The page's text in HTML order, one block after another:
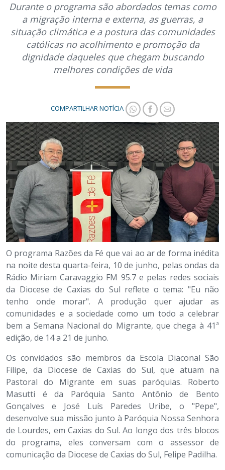
Durante o programa são abordados temas como
a migração interna e externa, as guerras, a
situação climática e a postura das comunidades
católicas no acolhimento e promoção da
dignidade daqueles que chegam buscando
melhores condições de vida
COMPARTILHAR NOTÍCIA
O programa Razões da Fé que vai ao ar de forma inédita
na noite desta quarta-feira, 10 de junho, pelas ondas da
Rádio Miriam Caravaggio FM 95.7 e pelas redes sociais
da Diocese de Caxias do Sul reflete o tema: "Eu não
tenho onde morar". A produção quer ajudar as
comunidades e a sociedade como um todo a celebrar
bem a Semana Nacional do Migrante, que chega à 41ª
edição, de 14 a 21 de junho.
Os convidados são membros da Escola Diaconal São
Filipe, da Diocese de Caxias do Sul, que atuam na
Pastoral do Migrante em suas paróquias. Roberto
Masutti é da Paróquia Santo Antônio de Bento
Gonçalves e José Luís Paredes Uribe, o "Pepe",
desenvolve sua missão junto à Paróquia Nossa Senhora
de Lourdes, em Caxias do Sul. Ao longo dos três blocos
do programa, eles conversam com o assessor de
comunicação da Diocese de Caxias do Sul, Felipe Padilha.